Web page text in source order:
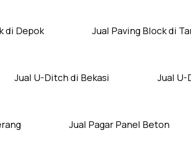
di Depok Jual Paving Block di
Jual U-Ditch di Bekasi Jual U-
Jual Pagar Panel Beton